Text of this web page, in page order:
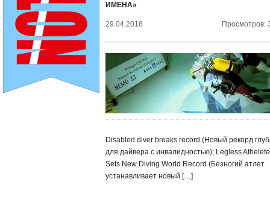
ИМЕНА»
29.04.2018 Просмотров:
Disabled diver breaks record (Новый рекорд
для дайвера с инвалидностью); Legless Athelete
Sets New Diving World Record (Безногий атлет
устанавливает новый […]